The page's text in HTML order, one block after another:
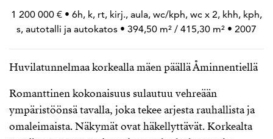
1 200 000 € • 6h, k, rt, kirj., aula, wc/kph, wc x 2, khh, kph,
s, autotalli ja autokatos • 394,50 m² / 415,30 m² • 2007
Huvilatunnelmaa korkealla mäen päällä Åminnentiellä
Romanttinen kokonaisuus sulautuu vehreään
ympäristöönsä tavalla, joka tekee arjesta rauhallista ja
omaleimaista. Näkymät ovat häkellyttävät. Korkealta